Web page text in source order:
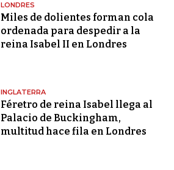
LONDRES
Miles de dolientes forman cola
ordenada para despedir a la
reina Isabel II en Londres
INGLATERRA
Féretro de reina Isabel llega al
Palacio de Buckingham,
multitud hace fila en Londres